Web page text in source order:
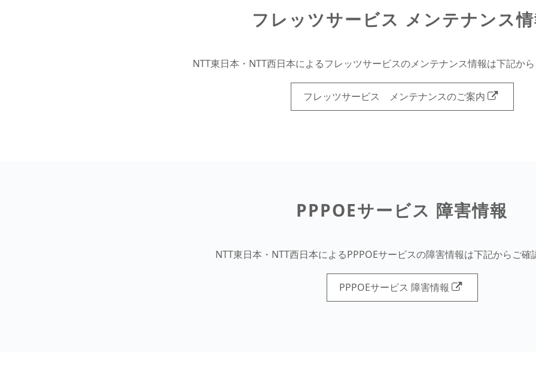
フレッツサービス メンテナンス情
NTT東日本・NTT西日本によるフレッツサービスのメンテナンス情報は下記から
フレッツサービス メンテナンスのご案内
PPPOEサービス 障害情報
NTT東日本・NTT西日本によるPPPOEサービスの障害情報は下記からご確
PPPOEサービス 障害情報